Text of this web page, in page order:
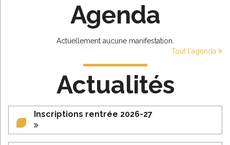
Agenda
Actuellement aucune manifestation.
Tout l'agenda
Actualités
Inscriptions rentrée 2026-27